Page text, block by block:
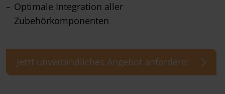
Optimale Integration aller
Zubehörkomponenten
Jetzt unverbindliches Angebot anfordern!